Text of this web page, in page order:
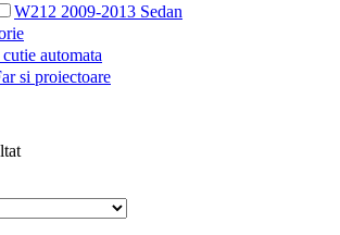
W212 2009-2013 Sedan
automata
si proiectoare